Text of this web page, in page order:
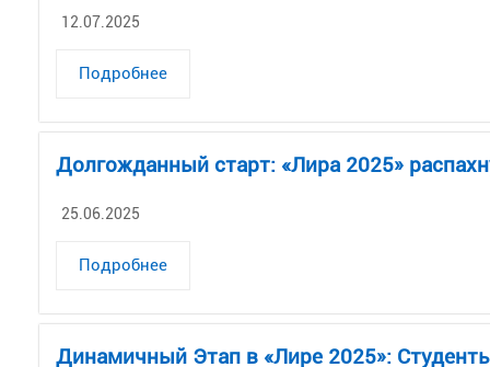
12.07.2025
Подробнее
Долгожданный старт: «Лира 2025»
25.06.2025
Подробнее
Динамичный Этап в «Лире 2025»: